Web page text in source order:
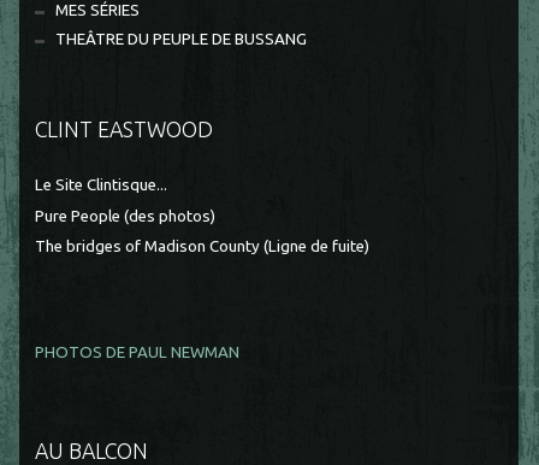
MES SÉRIES
THEÂTRE DU PEUPLE DE BUSSANG
CLINT EASTWOOD
Le Site Clintisque...
Pure People (des photos)
The bridges of Madison County (Ligne de fuite)
PHOTOS DE PAUL NEWMAN
AU BALCON